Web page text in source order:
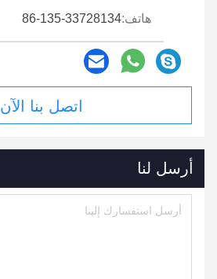
هاتف:86-135-33728134
اتصل بنا الآن
أرسل لنا